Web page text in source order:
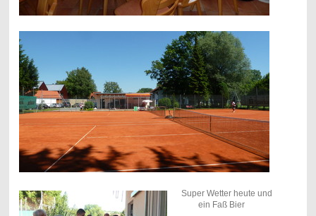
Super Wetter heute und
ein Faß Bier